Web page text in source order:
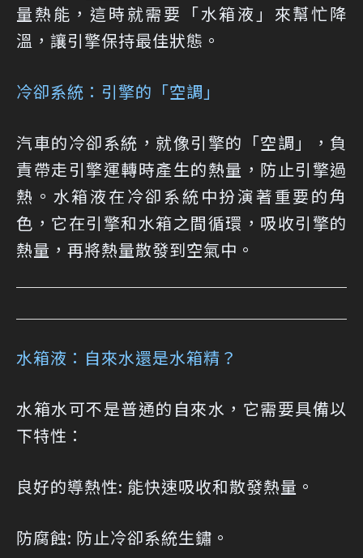
量熱能，這時就需要「水箱液」來幫忙降
溫，讓引擎保持最佳狀態。
冷卻系統：引擎的「空調」
汽車的冷卻系統，就像引擎的「空調」，負
責帶走引擎運轉時產生的熱量，防止引擎過
熱。水箱液在冷卻系統中扮演著重要的角
色，它在引擎和水箱之間循環，吸收引擎的
熱量，再將熱量散發到空氣中。
水箱液：自來水還是水箱精？
水箱水可不是普通的自來水，它需要具備以
下特性：
良好的導熱性: 能快速吸收和散發熱量。
防腐蝕: 防止冷卻系統生鏽。